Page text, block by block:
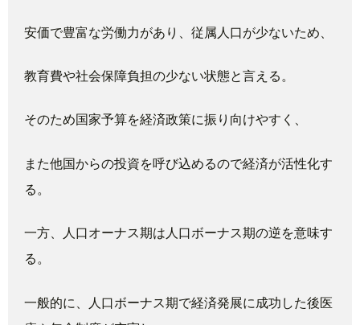
安価で豊富な労働力があり、従属人口が少ないため、
教育費や社会保障負担の少ない状態と言える。
そのため国家予算を経済政策に振り向けやすく、
また他国からの投資を呼び込めるので経済が活性化す
る。
一方、人口オーナス期は人口ボーナス期の逆を意味す
る。
一般的に、人口ボーナス期で経済発展に成功した後医